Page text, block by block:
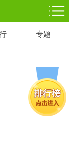
体育竞技
5百+款游戏
动作射击
3百+款游戏
专题